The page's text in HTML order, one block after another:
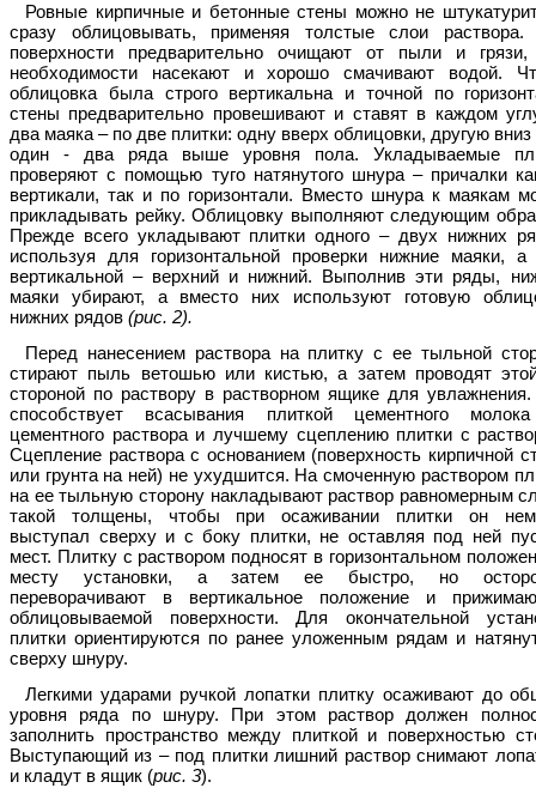
Ровные кирпичные и бетонные стены можно не
сразу облицовывать, применяя толстые слои раствора.
поверхности предварительно очищают от пыли и грязи,
необходимости насекают и хорошо смачивают водой.
облицовка была строго вертикальна и точной по
стены предварительно провешивают и ставят в каждом
два маяка – по две плитки: одну вверх облицовки, другую вниз
один - два ряда выше уровня пола. Укладываемые
проверяют с помощью туго натянутого шнура – причалки
вертикали, так и по горизонтали. Вместо шнура к маякам
прикладывать рейку. Облицовку выполняют следующим
Прежде всего укладывают плитки одного – двух нижних
используя для горизонтальной проверки нижние маяки,
вертикальной – верхний и нижний. Выполнив эти ряды,
маяки убирают, а вместо них используют готовую
нижних рядов (рис. 2).
Перед нанесением раствора на плитку с ее тыльной
стирают пыль ветошью или кистью, а затем проводят
стороной по раствору в растворном ящике для
способствует всасывания плиткой цементного
цементного раствора и лучшему сцеплению плитки с
Сцепление раствора с основанием (поверхность кирпичной
или грунта на ней) не ухудшится. На смоченную раствором
на ее тыльную сторону накладывают раствор равномерным
такой толщены, чтобы при осаживании плитки он
выступал сверху и с боку плитки, не оставляя под ней
мест. Плитку с раствором подносят в горизонтальном
месту установки, а затем ее быстро, но
переворачивают в вертикальное положение и
облицовываемой поверхности. Для окончательной
плитки ориентируются по ранее уложенным рядам и
сверху шнуру.
Легкими ударами ручкой лопатки плитку осаживают до
уровня ряда по шнуру. При этом раствор должен
заполнить пространство между плиткой и поверхностью
Выступающий из – под плитки лишний раствор снимают
и кладут в ящик (рис. 3).